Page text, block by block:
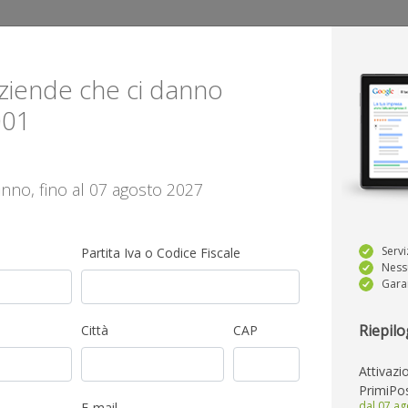
di Google e
raggiungere nuovi
che ci danno
fino al 07 agosto 2027
Partita Iva o Codice Fiscale
Città CAP